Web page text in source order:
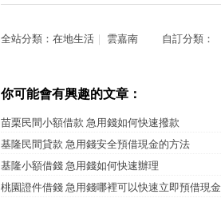
全站分類： 在地生活 雲嘉南 自訂分類：
你可能會有興趣的文章：
苗栗民間小額借款 急用錢如何快速撥款
基隆民間貸款 急用錢安全預借現金的方法
基隆小額借錢 急用錢如何快速辦理
桃園證件借錢 急用錢哪裡可以快速立即預借現金